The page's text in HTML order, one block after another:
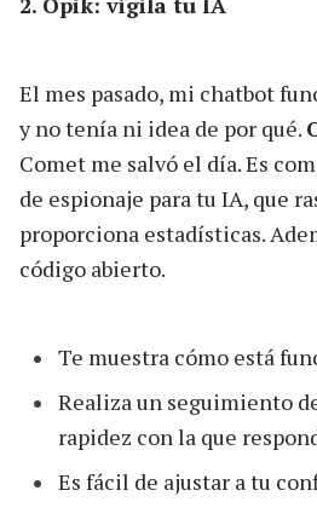
El mes pasado, mi chatbot
y no tenía ni idea de por qué.
Comet me salvó el día. Es
de espionaje para tu IA, que
proporciona estadísticas.
código abierto.
Te muestra cómo está
Realiza un seguimiento
rapidez con la que
Es fácil de ajustar a tu